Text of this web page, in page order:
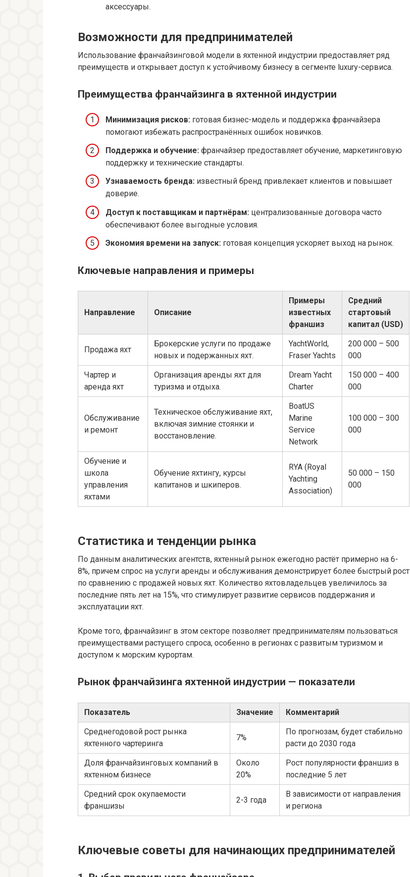
аксессуары.
Возможности для предпринимателей
Использование франчайзинговой модели в яхтенной индустрии предоставляет ряд
преимуществ и открывает доступ к устойчивому бизнесу в сегменте luxury-сервиса.
Преимущества франчайзинга в яхтенной индустрии
Минимизация рисков: готовая бизнес-модель и поддержка франчайзера
помогают избежать распространённых ошибок новичков.
Поддержка и обучение: франчайзер предоставляет обучение, маркетинговую
поддержку и технические стандарты.
Узнаваемость бренда: известный бренд привлекает клиентов и повышает
доверие.
Доступ к поставщикам и партнёрам: централизованные договора часто
обеспечивают более выгодные условия.
Экономия времени на запуск: готовая концепция ускоряет выход на рынок.
Ключевые направления и примеры
Направление Описание
Примеры
известных
франшиз
Средний
стартовый
капитал (USD)
Продажа яхт
Брокерские услуги по продаже
новых и подержанных яхт.
YachtWorld,
Fraser Yachts
200 000 – 500
000
Чартер и
аренда яхт
Организация аренды яхт для
туризма и отдыха.
Dream Yacht
Charter
150 000 – 400
000
Обслуживание
и ремонт
Техническое обслуживание яхт,
включая зимние стоянки и
восстановление.
BoatUS
Marine
Service
Network
100 000 – 300
000
Обучение и
школа
управления
яхтами
Обучение яхтингу, курсы
капитанов и шкиперов.
RYA (Royal
Yachting
Association)
50 000 – 150
000
Статистика и тенденции рынка
По данным аналитических агентств, яхтенный рынок ежегодно растёт примерно на 6-
8%, причем спрос на услуги аренды и обслуживания демонстрирует более быстрый рост
по сравнению с продажей новых яхт. Количество яхтовладельцев увеличилось за
последние пять лет на 15%, что стимулирует развитие сервисов поддержания и
эксплуатации яхт.
Кроме того, франчайзинг в этом секторе позволяет предпринимателям пользоваться
преимуществами растущего спроса, особенно в регионах с развитым туризмом и
доступом к морским курортам.
Рынок франчайзинга яхтенной индустрии — показатели
Показатель Значение Комментарий
Среднегодовой рост рынка
яхтенного чартеринга
7%
По прогнозам, будет стабильно
расти до 2030 года
Доля франчайзинговых компаний в
яхтенном бизнесе
Около
20%
Рост популярности франшиз в
последние 5 лет
Средний срок окупаемости
франшизы
2-3 года
В зависимости от направления
и региона
Ключевые советы для начинающих предпринимателей